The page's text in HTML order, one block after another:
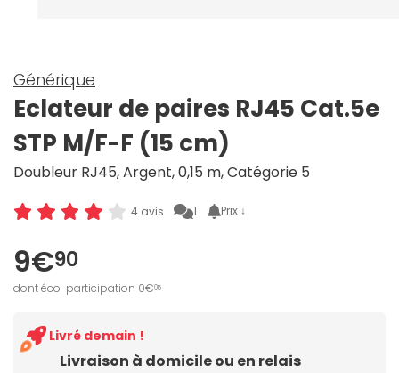
Générique
Eclateur de paires RJ45 Cat.5e
STP M/F-F (15 cm)
Doubleur RJ45, Argent, 0,15 m, Catégorie 5
4 avis 1 Prix ↓
9€90
dont éco-participation 0€05
Livraison à domicile ou en relais
Livré demain !